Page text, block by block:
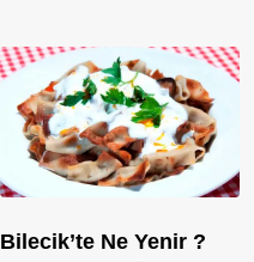
Bilecik’te Ne Yenir ?